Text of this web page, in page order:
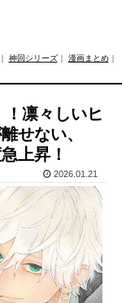
｜ 神回シリーズ｜ 漫画まとめ｜
！凛々しいヒ
せない、
上昇！
2026.01.21